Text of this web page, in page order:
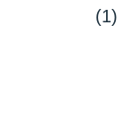
(1)